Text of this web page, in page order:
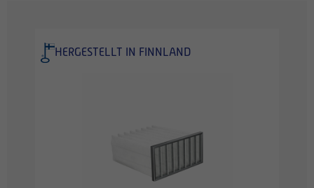
HERGESTELLT IN FINNLAND